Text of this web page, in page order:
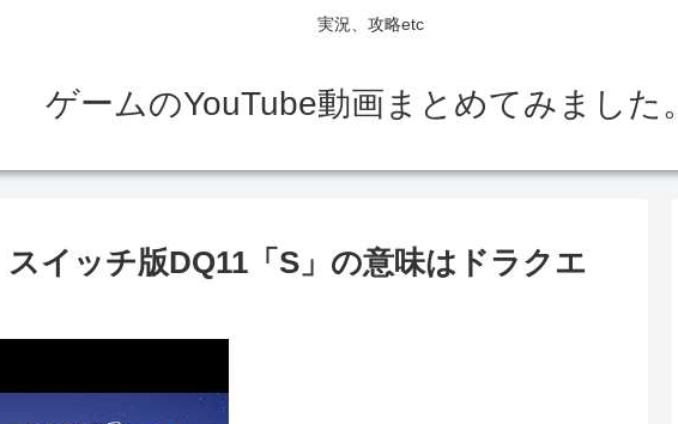
実況、攻略etc
ゲームのYouTube動画まとめてみました。
スイッチ版DQ11「S」の意味はドラクエ